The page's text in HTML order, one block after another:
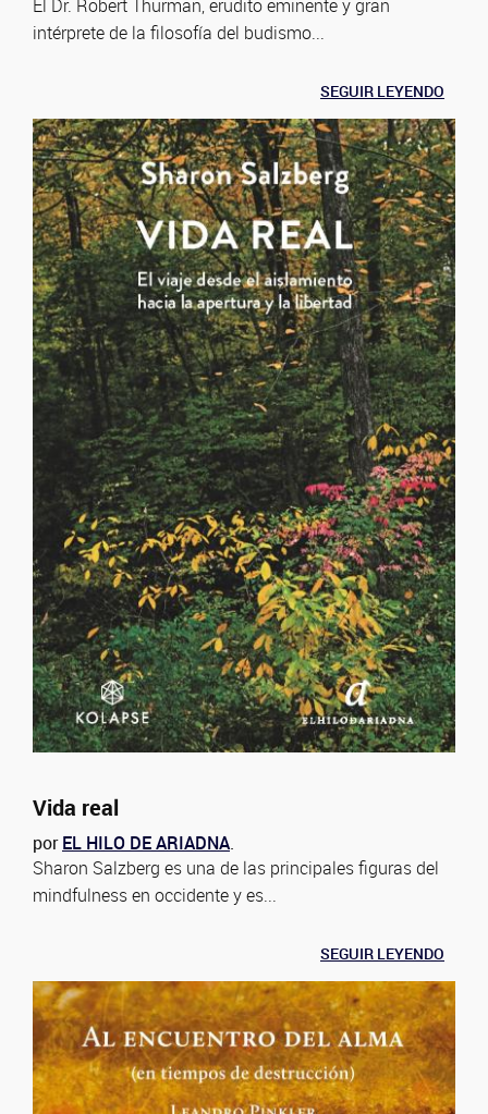
El Dr. Robert Thurman, erudito eminente y gran
intérprete de la filosofía del budismo...
SEGUIR LEYENDO
Vida real
porEL HILO DE ARIADNA.
Sharon Salzberg es una de las principales figuras del
mindfulness en occidente y es...
SEGUIR LEYENDO